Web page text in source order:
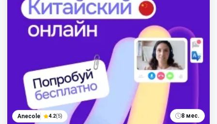
Anecole 4.2(5) 8 мес.